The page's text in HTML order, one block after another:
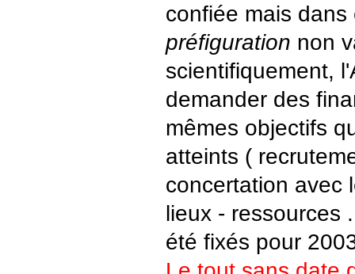
confiée mais
préfiguration non
scientifiquement,
demander des
mêmes objectifs
atteints (
concertation avec
lieux - ressources
été fixés pour